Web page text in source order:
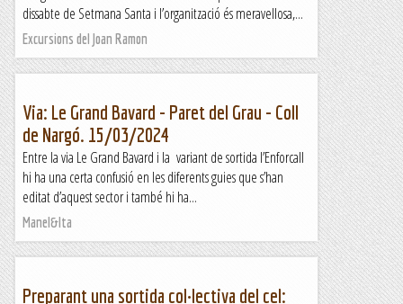
dissabte de Setmana Santa i l’organització és meravellosa,...
Excursions del Joan Ramon
Via: Le Grand Bavard - Paret del Grau - Coll
de Nargó. 15/03/2024
Entre la via Le Grand Bavard i la variant de sortida l’Enforcall
hi ha una certa confusió en les diferents guies que s’han
editat d’aquest sector i també hi ha...
Manel&Ita
Preparant una sortida col·lectiva del cel: